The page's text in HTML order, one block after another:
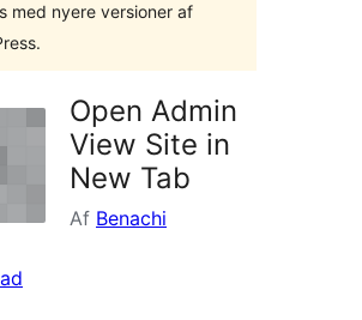
med nyere versioner af
Open Admin
View Site in
New Tab
Af Benachi